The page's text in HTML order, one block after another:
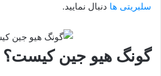
سلبریتی ها دنبال نمایید.
گونگ هیو جین کیست؟